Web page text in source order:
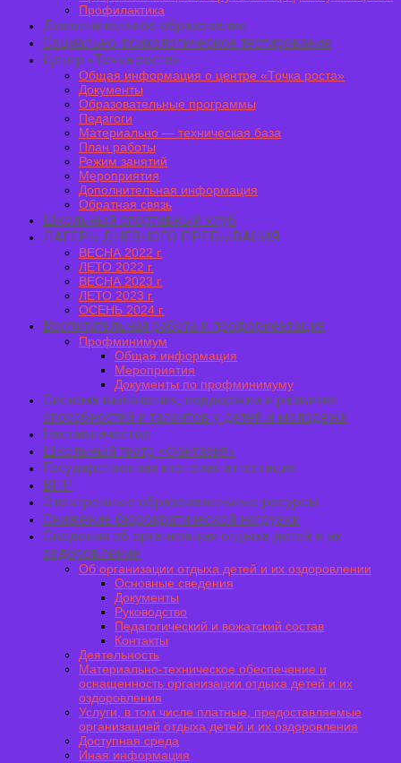
Профилактика
Дополнительное образование
Социально-психологическое тестирование
Центр «Точка роста»
Общая информация о центре «Точка роста»
Документы
Образовательные программы
Педагоги
Материально — техническая база
План работы
Режим занятий
Мероприятия
Дополнительная информация
Обратная связь
Школьный спортивный клуб
ЛАГЕРЬ ДНЕВНОГО ПРЕБЫВАНИЯ
ВЕСНА 2022 г.
ЛЕТО 2022 г.
ВЕСНА 2023 г.
ЛЕТО 2023 г.
ОСЕНЬ 2024 г.
Воспитательная работа и профориентация
Профминимум
Общая информация
Мероприятия
Документы по профминимуму
Система выявления, поддержки и развития
способностей и талантов у детей и молодежи
Наставничество
Школьный театр «Фантазия»
Государственная итоговая аттестация
ВПР
Электронные образовательные ресурсы
Снижение бюрократической нагрузки
Сведения об организации отдыха детей и их
оздоровлении
Об организации отдыха детей и их оздоровлении
Основные сведения
Документы
Руководство
Педагогический и вожатский состав
Контакты
Деятельность
Материально-техническое обеспечение и
оснащенность организации отдыха детей и их
оздоровления
Услуги, в том числе платные, предоставляемые
организацией отдыха детей и их оздоровления
Доступная среда
Иная информация